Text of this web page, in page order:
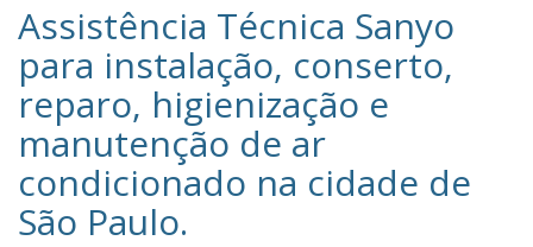
Assistência Técnica Sanyo‎
para instalação, conserto,
reparo, higienização e
manutenção de ar
condicionado na cidade de
São Paulo.